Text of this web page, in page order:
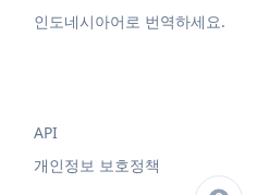
인도네시아어로 번역하세요.
API
개인정보 보호정책